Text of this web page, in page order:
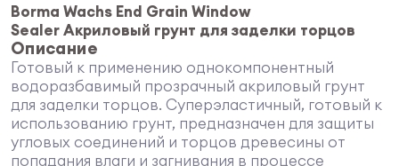
Borma Wachs End Grain Window
Sealer Акриловый грунт для заделки торцов
Описание
Готовый к применению однокомпонентный
водоразбавимый прозрачный акриловый грунт
для заделки торцов. Суперэластичный, готовый к
использованию грунт, предназначен для защиты
угловых соединений и торцов древесины от
попадания влаги и загнивания в процессе